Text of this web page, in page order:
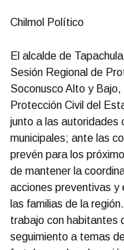
Chilmol Político
El alcalde de
Sesión Regional de
Soconusco Alto y
Protección Civil del
junto a las autoridades
municipales; ante las
prevén para los
de mantener la
acciones preventivas
las familias de la
trabajo con habitantes
seguimiento a temas